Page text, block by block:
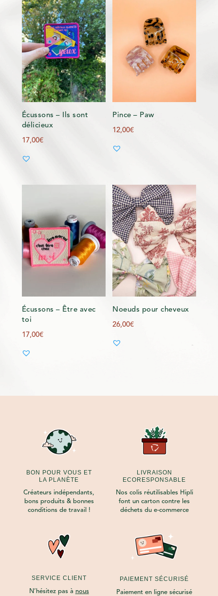
Écussons – Ils sont
délicieux
17,00€
Pince – Paw
12,00€
Écussons – Être avec
toi
17,00€
Noeuds pour cheveux
26,00€
BON POUR VOUS ET
LA PLANÈTE
Créateurs indépendants,
bons produits & bonnes
conditions de travail !
LIVRAISON
ECORESPONSABLE
Nos colis réutilisables Hipli
font un carton contre les
déchets du e-commerce
SERVICE CLIENT
N’hésitez pas à nous
PAIEMENT SÉCURISÉ
Paiement en ligne sécurisé